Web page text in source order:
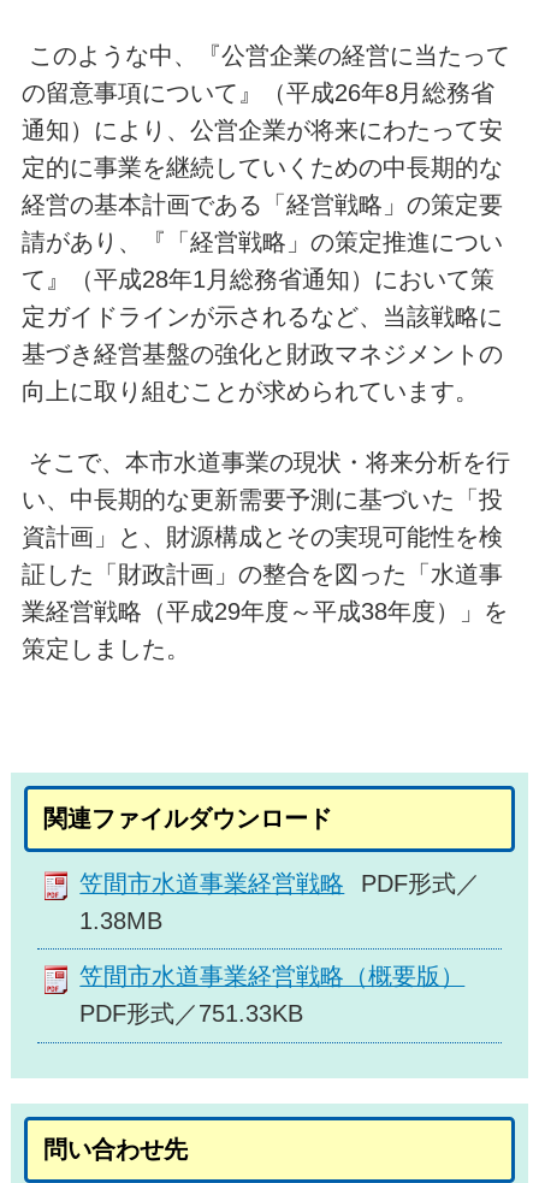
このような中、『公営企業の経営に当たって
の留意事項について』（平成26年8月総務省
通知）により、公営企業が将来にわたって安
定的に事業を継続していくための中長期的な
経営の基本計画である「経営戦略」の策定要
請があり、『「経営戦略」の策定推進につい
て』（平成28年1月総務省通知）において策
定ガイドラインが示されるなど、当該戦略に
基づき経営基盤の強化と財政マネジメントの
向上に取り組むことが求められています。
そこで、本市水道事業の現状・将来分析を行
い、中長期的な更新需要予測に基づいた「投
資計画」と、財源構成とその実現可能性を検
証した「財政計画」の整合を図った「水道事
業経営戦略（平成29年度～平成38年度）」を
策定しました。
関連ファイルダウンロード
笠間市水道事業経営戦略
PDF形式／
1.38MB
笠間市水道事業経営戦略（概要版）
PDF形式／751.33KB
問い合わせ先